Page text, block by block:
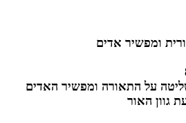
ומפשיר אדים